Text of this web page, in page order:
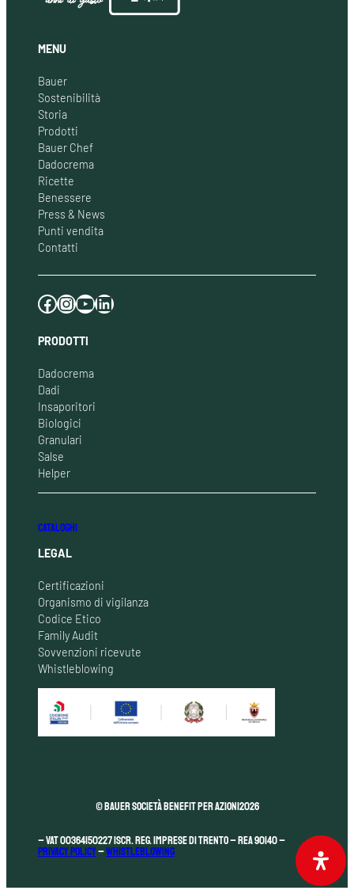
MENU
Bauer
Sostenibilità
Storia
Prodotti
Bauer Chef
Dadocrema
Ricette
Benessere
Press & News
Punti vendita
Contatti
Facebook Instagram YouTube LinkedIn
PRODOTTI
Dadocrema
Dadi
Insaporitori
Biologici
Granulari
Salse
Helper
CATALOGHI
LEGAL
Certificazioni
Organismo di vigilanza
Codice Etico
Family Audit
Sovvenzioni ricevute
Whistleblowing
© Bauer Società Benefit per Azioni2026
– VAT 00364150227 Iscr. Reg. Imprese di Trento – REA 90140 –
Privacy Policy–Whistleblowing